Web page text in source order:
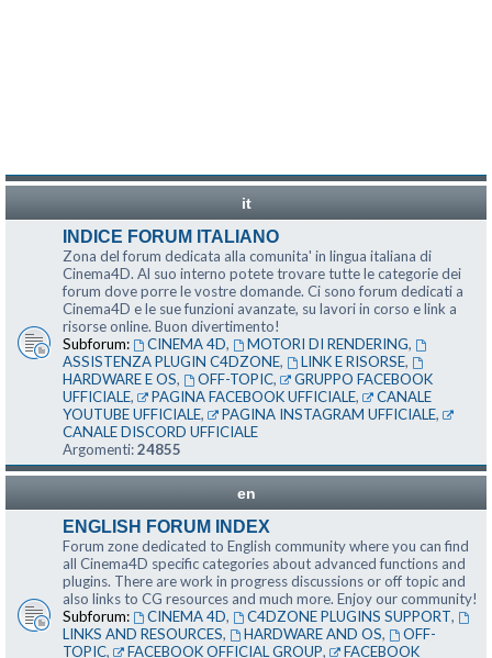
it
INDICE FORUM ITALIANO
Zona del forum dedicata alla comunita' in lingua italiana di
Cinema4D. Al suo interno potete trovare tutte le categorie dei
forum dove porre le vostre domande. Ci sono forum dedicati a
Cinema4D e le sue funzioni avanzate, su lavori in corso e link a
risorse online. Buon divertimento!
Subforum:
CINEMA 4D, MOTORI DI RENDERING,
ASSISTENZA PLUGIN C4DZONE, LINK E RISORSE,
HARDWARE E OS, OFF-TOPIC,
GRUPPO FACEBOOK
UFFICIALE, PAGINA FACEBOOK UFFICIALE,
CANALE
YOUTUBE UFFICIALE, PAGINA INSTAGRAM UFFICIALE,
CANALE DISCORD UFFICIALE
Argomenti:24855
en
ENGLISH FORUM INDEX
Forum zone dedicated to English community where you can find
all Cinema4D specific categories about advanced functions and
plugins. There are work in progress discussions or off topic and
also links to CG resources and much more. Enjoy our community!
Subforum:
CINEMA 4D, C4DZONE PLUGINS SUPPORT,
LINKS AND RESOURCES, HARDWARE AND OS,
OFF-
TOPIC, FACEBOOK OFFICIAL GROUP,
FACEBOOK